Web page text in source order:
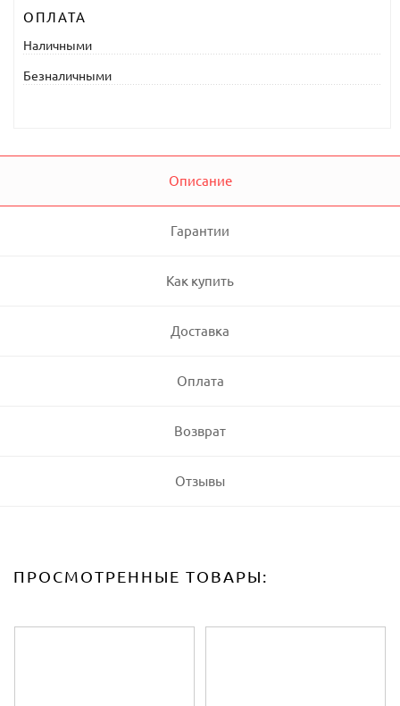
ОПЛАТА
Наличными
Безналичными
Описание
Гарантии
Как купить
Доставка
Оплата
Возврат
Отзывы
ПРОСМОТРЕННЫЕ ТОВАРЫ: